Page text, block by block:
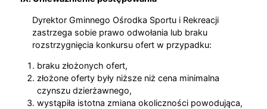
Dyrektor Gminnego Ośrodka Sportu i Rekreacji
zastrzega sobie prawo odwołania lub braku
rozstrzygnięcia konkursu ofert w przypadku:
braku złożonych ofert,
złożone oferty były niższe niż cena minimalna
czynszu dzierżawnego,
wystąpiła istotna zmiana okoliczności powodująca,